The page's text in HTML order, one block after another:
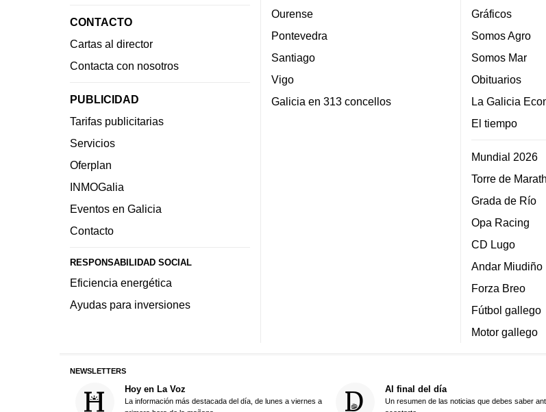
CONTACTO
Cartas al director
Contacta con nosotros
PUBLICIDAD
Tarifas publicitarias
Servicios
Oferplan
INMOGalia
Eventos en Galicia
Contacto
RESPONSABILIDAD SOCIAL
Eficiencia energética
Ayudas para inversiones
Ourense
Pontevedra
Santiago
Vigo
Galicia en 313 concellos
Gráficos
Somos Agro
Somos Mar
Obituarios
La Galicia
El tiempo
Mundial 2026
Torre de
Grada de Río
Opa Racing
CD Lugo
Andar Miudiño
Forza Breo
Fútbol gallego
Motor gallego
NEWSLETTERS
Hoy en La Voz
La información más destacada del día, de lunes a viernes a
Al final del día
Un resumen de las noticias que debes saber